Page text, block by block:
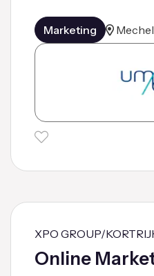
Marketing
XPO GROUP/
Online